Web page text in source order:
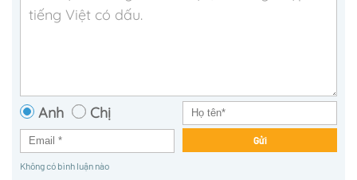
Anh Chị
Gửi
Không có bình luận nào